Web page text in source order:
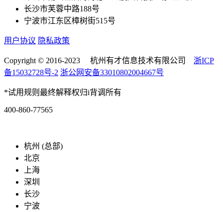
长沙市芙蓉中路188号
宁波市江东区樟树街515号
用户协议 隐私政策
Copyright © 2016-2023 杭州有才信息技术有限公司 浙ICP
备15032728号-2 浙公网安备33010802004667号
*试用规则最终解释权归i背调所有
400-860-77565
杭州 (总部)
北京
上海
深圳
长沙
宁波